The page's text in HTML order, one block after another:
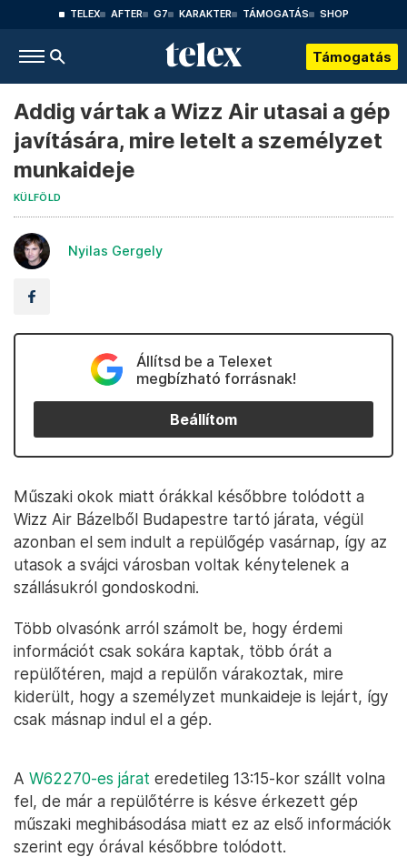
TELEX AFTER G7 KARAKTER TÁMOGATÁS SHOP
Támogatás
Addig vártak a Wizz Air utasai a gép
javítására, mire letelt a személyzet
munkaideje
KÜLFÖLD
Nyilas Gergely
Állítsd be a Telexet
megbízható forrásnak!
Beállítom
Műszaki okok miatt órákkal későbbre tolódott a
Wizz Air Bázelből Budapestre tartó járata, végül
azonban el sem indult a repülőgép vasárnap, így az
utasok a svájci városban voltak kénytelenek a
szállásukról gondoskodni.
Több olvasónk arról számolt be, hogy érdemi
információt csak sokára kaptak, több órát a
repülőtéren, majd a repülőn várakoztak, mire
kiderült, hogy a személyzet munkaideje is lejárt, így
csak másnap indul el a gép.
A W62270-es járat eredetileg 13:15-kor szállt volna
fel, de már a repülőtérre is késve érkezett gép
műszaki meghibásodása miatt ez az első információk
szerint egy órával későbbre tolódott.